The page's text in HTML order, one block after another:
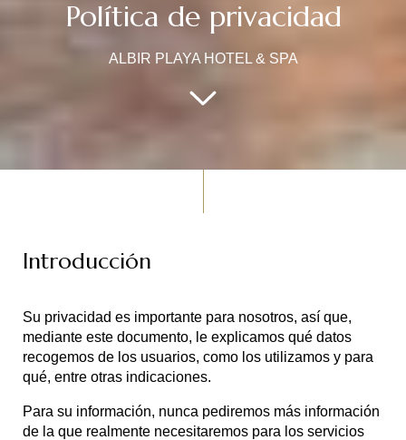
Política de privacidad
ALBIR PLAYA HOTEL & SPA
Introducción
Su privacidad es importante para nosotros, así que,
mediante este documento, le explicamos qué datos
recogemos de los usuarios, como los utilizamos y para
qué, entre otras indicaciones.
Para su información, nunca pediremos más información
de la que realmente necesitaremos para los servicios